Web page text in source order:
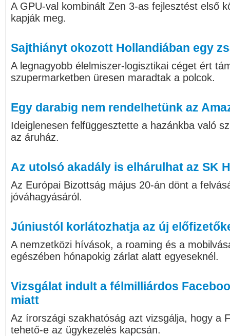
A GPU-val kombinált Zen 3-as fejlesztést első
kapják meg.
Sajthiányt okozott Hollandiában egy
A legnagyobb élelmiszer-logisztikai céget ért
szupermarketben üresen maradtak a polcok.
Egy darabig nem rendelhetünk az
Ideiglenesen felfüggesztette a hazánkba való
az áruház.
Az utolsó akadály is elhárulhat az SK
Az Európai Bizottság május 20-án dönt a
jóváhagyásáról.
Júniustól korlátozhatja az új
A nemzetközi hívások, a roaming és a
egészében hónapokig zárlat alatt egyeseknél.
Vizsgálat indult a félmilliárdos
miatt
Az írországi szakhatóság azt vizsgálja, hogy a
tehető-e az ügykezelés kapcsán.